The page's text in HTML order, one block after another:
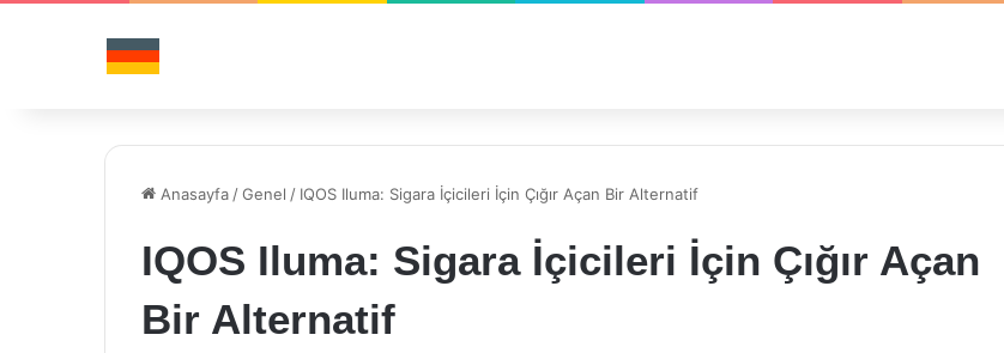
Anasayfa /Genel / IQOS Iluma: Sigara İçicileri İçin Çığır Açan Bir Alternatif
IQOS Iluma: Sigara İçicileri İçin Çığır Açan
Bir Alternatif